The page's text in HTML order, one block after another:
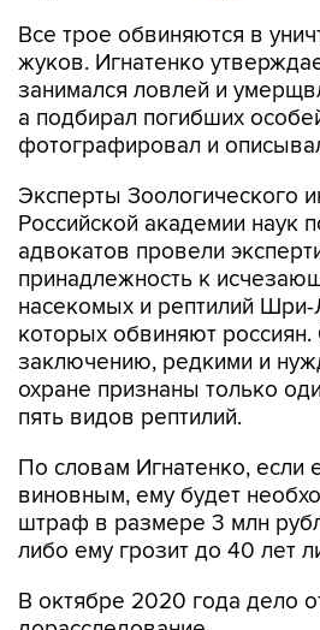
Все трое обвиняются в
жуков. Игнатенко
занимался ловлей и
а подбирал погибших
фотографировал и
Эксперты Зоологического
Российской академии наук
адвокатов провели
принадлежность к
насекомых и рептилий
которых обвиняют россиян.
заключению, редкими и
охране признаны только
пять видов рептилий.
По словам Игнатенко, если
виновным, ему будет
штраф в размере 3 млн
либо ему грозит до 40 лет
В октябре 2020 года дело